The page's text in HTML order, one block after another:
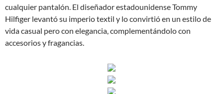
cualquier pantalón. El diseñador estadounidense Tommy
Hilfiger levantó su imperio textil y lo convirtió en un estilo de
vida casual pero con elegancia, complementándolo con
accesorios y fragancias.